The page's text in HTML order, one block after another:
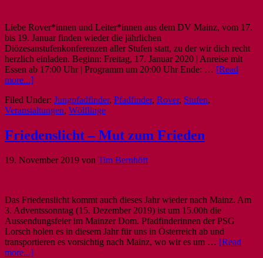
Liebe Rover*innen und Leiter*innen aus dem DV Mainz, vom 17.
bis 19. Januar finden wieder die jährlichen
Diözesanstufenkonferenzen aller Stufen statt, zu der wir dich recht
herzlich einladen. Beginn: Freitag, 17. Januar 2020 | Anreise mit
Essen ab 17:00 Uhr | Programm um 20:00 Uhr Ende: … [Read
more...]
Filed Under: Jungpfadfinder, Pfadfinder, Rover, Stufen,
Veranstaltungen, Wölflinge
Friedenslicht – Mut zum Frieden
19. November 2019 von Tim Bernhöft
Das Friedenslicht kommt auch dieses Jahr wieder nach Mainz. Am
3. Adventssonntag (15. Dezember 2019) ist um 15.00h die
Aussendungsfeier im Mainzer Dom. Pfadfinderinnen der PSG
Lorsch holen es in diesem Jahr für uns in Österreich ab und
transportieren es vorsichtig nach Mainz, wo wir es um … [Read
more...]